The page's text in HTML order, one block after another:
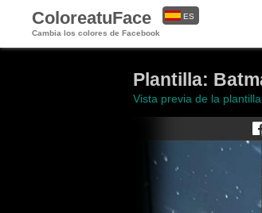
ColoreatuFace
Cambia los colores de Facebook
ES
Plantilla:
Vista previa de la